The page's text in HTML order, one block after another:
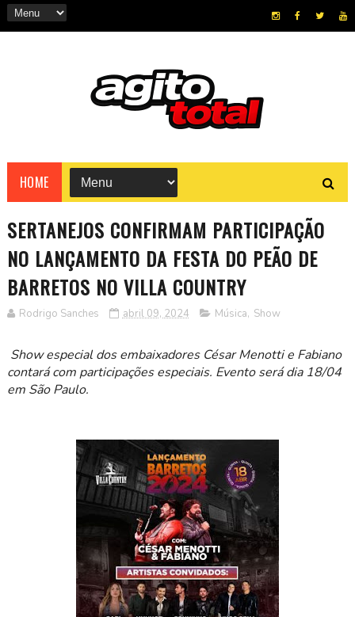
HOME
SERTANEJOS CONFIRMAM PARTICIPAÇÃO
NO LANÇAMENTO DA FESTA DO PEÃO DE
BARRETOS NO VILLA COUNTRY
Rodrigo Sanches abril 09, 2024 Música, Show
Show especial dos embaixadores César Menotti e Fabiano
contará com participações especiais. Evento será dia 18/04
em São Paulo.